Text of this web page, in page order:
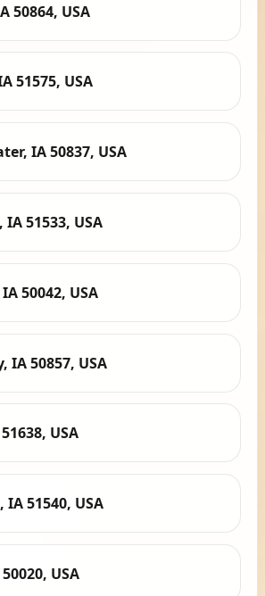
50864, USA
51575, USA
IA 50837, USA
51533, USA
50042, USA
IA 50857, USA
USA
51540, USA
USA